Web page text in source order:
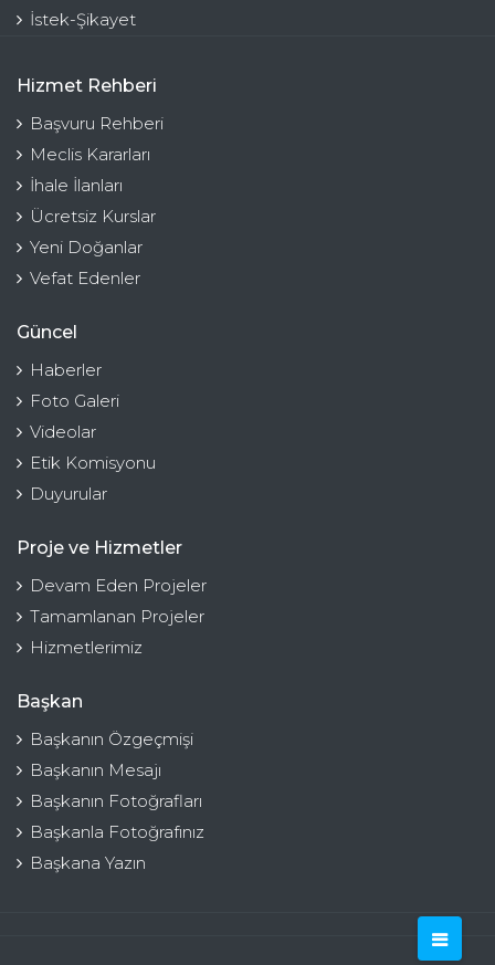
İstek-Şikayet
Hizmet Rehberi
Başvuru Rehberi
Meclis Kararları
İhale İlanları
Ücretsiz Kurslar
Yeni Doğanlar
Vefat Edenler
Güncel
Haberler
Foto Galeri
Videolar
Etik Komisyonu
Duyurular
Proje ve Hizmetler
Devam Eden Projeler
Tamamlanan Projeler
Hizmetlerimiz
Başkan
Başkanın Özgeçmişi
Başkanın Mesajı
Başkanın Fotoğrafları
Başkanla Fotoğrafınız
Başkana Yazın